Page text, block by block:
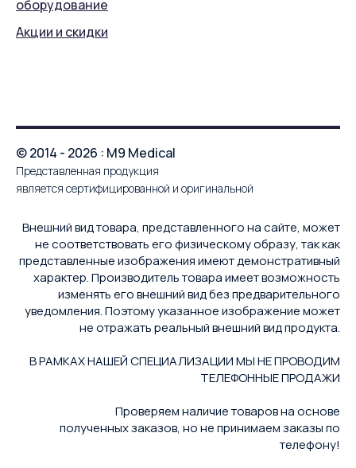
оборудование
Акции и скидки
© 2014 - 2026 : M9 Medical
Представленная продукция
является сертифицированной и оригинальной
Внешний вид товара, представленного на сайте, может
не соответствовать его физическому образу, так как
представленные изображения имеют демонстративный
характер. Производитель товара имеет возможность
изменять его внешний вид без предварительного
уведомления. Поэтому указанное изображение может
не отражать реальный внешний вид продукта.
В РАМКАХ НАШЕЙ СПЕЦИАЛИЗАЦИИ МЫ НЕ ПРОВОДИМ
ТЕЛЕФОННЫЕ ПРОДАЖИ
Проверяем наличие товаров на основе
полученных заказов, но не принимаем заказы по
телефону!